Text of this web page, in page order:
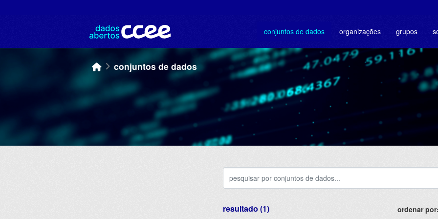
conjuntos de dados organizações grupos
conjuntos de dados
ordenar por
resultado (1)